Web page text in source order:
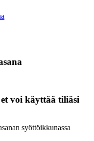
voi käyttää tiliäsi
syöttöikkunassa